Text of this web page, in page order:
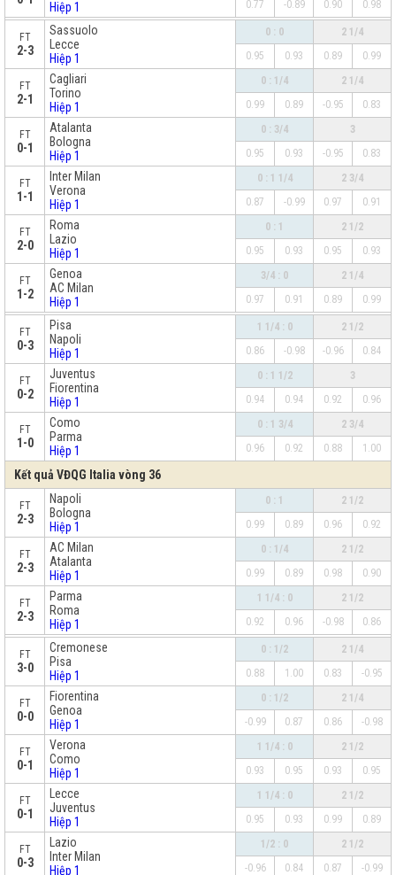
Hiệp 1
0.77
-0.89 0.90 0.98
x
FT
2-3
Sassuolo
Lecce
Hiệp 1
0 : 0
2 1/4
0.95
0.93 0.89 0.99
FT
2-1
Cagliari
Torino
Hiệp 1
0 : 1/4
2 1/4
0.99
0.89 -0.95 0.83
FT
0-1
Atalanta
Bologna
Hiệp 1
0 : 3/4
3
0.95
0.93 -0.95 0.83
FT
1-1
Inter Milan
Verona
Hiệp 1
0 : 1 1/4
2 3/4
0.87
-0.99 0.97 0.91
FT
2-0
Roma
Lazio
Hiệp 1
0 : 1
2 1/2
0.95
0.93 0.95 0.93
FT
1-2
Genoa
AC Milan
Hiệp 1
3/4 : 0
2 1/4
0.97
0.91 0.89 0.99
x
FT
0-3
Pisa
Napoli
Hiệp 1
1 1/4 : 0
2 1/2
0.86
-0.98 -0.96 0.84
FT
0-2
Juventus
Fiorentina
Hiệp 1
0 : 1 1/2
3
0.94
0.94 0.92 0.96
FT
1-0
Como
Parma
Hiệp 1
0 : 1 3/4
2 3/4
0.96
0.92 0.88 1.00
Kết quả VĐQG Italia vòng 36
FT
2-3
Napoli
Bologna
Hiệp 1
0 : 1
2 1/2
0.99
0.89 0.96 0.92
FT
2-3
AC Milan
Atalanta
Hiệp 1
0 : 1/4
2 1/2
0.99
0.89 0.98 0.90
FT
2-3
Parma
Roma
Hiệp 1
1 1/4 : 0
2 1/2
0.92
0.96 -0.98 0.86
x
FT
3-0
Cremonese
Pisa
Hiệp 1
0 : 1/2
2 1/4
0.88
1.00 0.83 -0.95
FT
0-0
Fiorentina
Genoa
Hiệp 1
0 : 1/2
2 1/4
-0.99
0.87 0.86 -0.98
FT
0-1
Verona
Como
Hiệp 1
1 1/4 : 0
2 1/2
0.93
0.95 0.93 0.95
FT
0-1
Lecce
Juventus
Hiệp 1
1 1/4 : 0
2 1/2
0.95
0.93 0.99 0.89
FT
0-3
Lazio
Inter Milan
Hiệp 1
1/2 : 0
2 1/2
-0.96
0.84 0.87 -0.99